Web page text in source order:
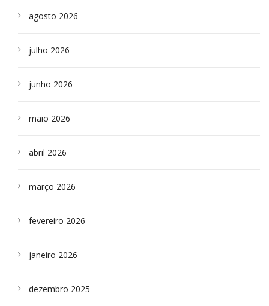
agosto 2026
julho 2026
junho 2026
maio 2026
abril 2026
março 2026
fevereiro 2026
janeiro 2026
dezembro 2025